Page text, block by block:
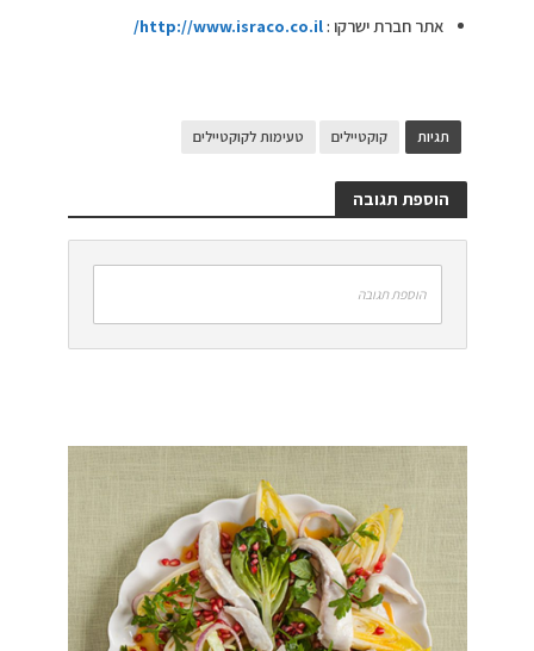
אתר חברת ישרקו :http://www.israco.co.il
/
תגיות קוקטיילים טעימות לקוקטיילים
הוספת תגובה
הוספת תגובה